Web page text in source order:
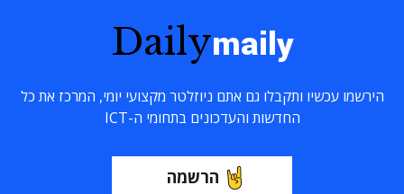
Dailymaily
הירשמו עכשיו ותקבלו גם אתם ניוזלטר מקצועי יומי, המרכז את כל
החדשות והעדכונים בתחומי ה-ICT
הרשמה